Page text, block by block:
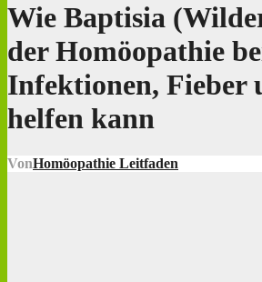
Wie Baptisia
der Homöopathie
Infektionen, Fieber
helfen kann
VonHomöopathie Leitfaden